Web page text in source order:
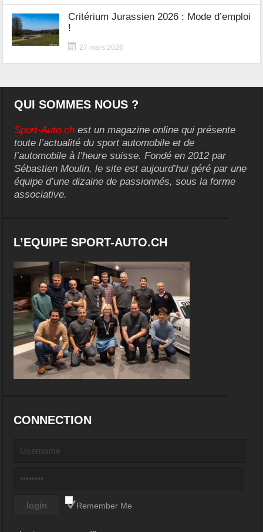
Critérium Jurassien 2026 : Mode d’emploi
!
27 mars 2026
QUI SOMMES NOUS ?
Sport-Auto.ch est un magazine online qui présente
toute l’actualité du sport automobile et de
l’automobile à l’heure suisse. Fondé en 2012 par
Sébastien Moulin, le site est aujourd’hui géré par une
équipe d’une dizaine de passionnés, sous la forme
associative.
L’EQUIPE SPORT-AUTO.CH
CONNECTION
Remember Me